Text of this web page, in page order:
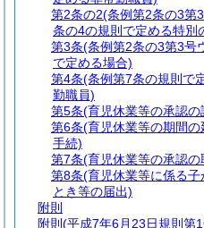
第2条の2(条例第2条の3第
条の4の規則で定める特別
第3条(条例第2条の3第3号
で定める場合)
第4条(条例第7条の規則で
勤職員)
第5条(育児休業等の承認の
第6条(育児休業等の期間の
手続)
第7条(育児休業等の承認の
第8条(育児休業等に係る子
とき等の届出)
附則
附則 (平成7年6月23日規則第